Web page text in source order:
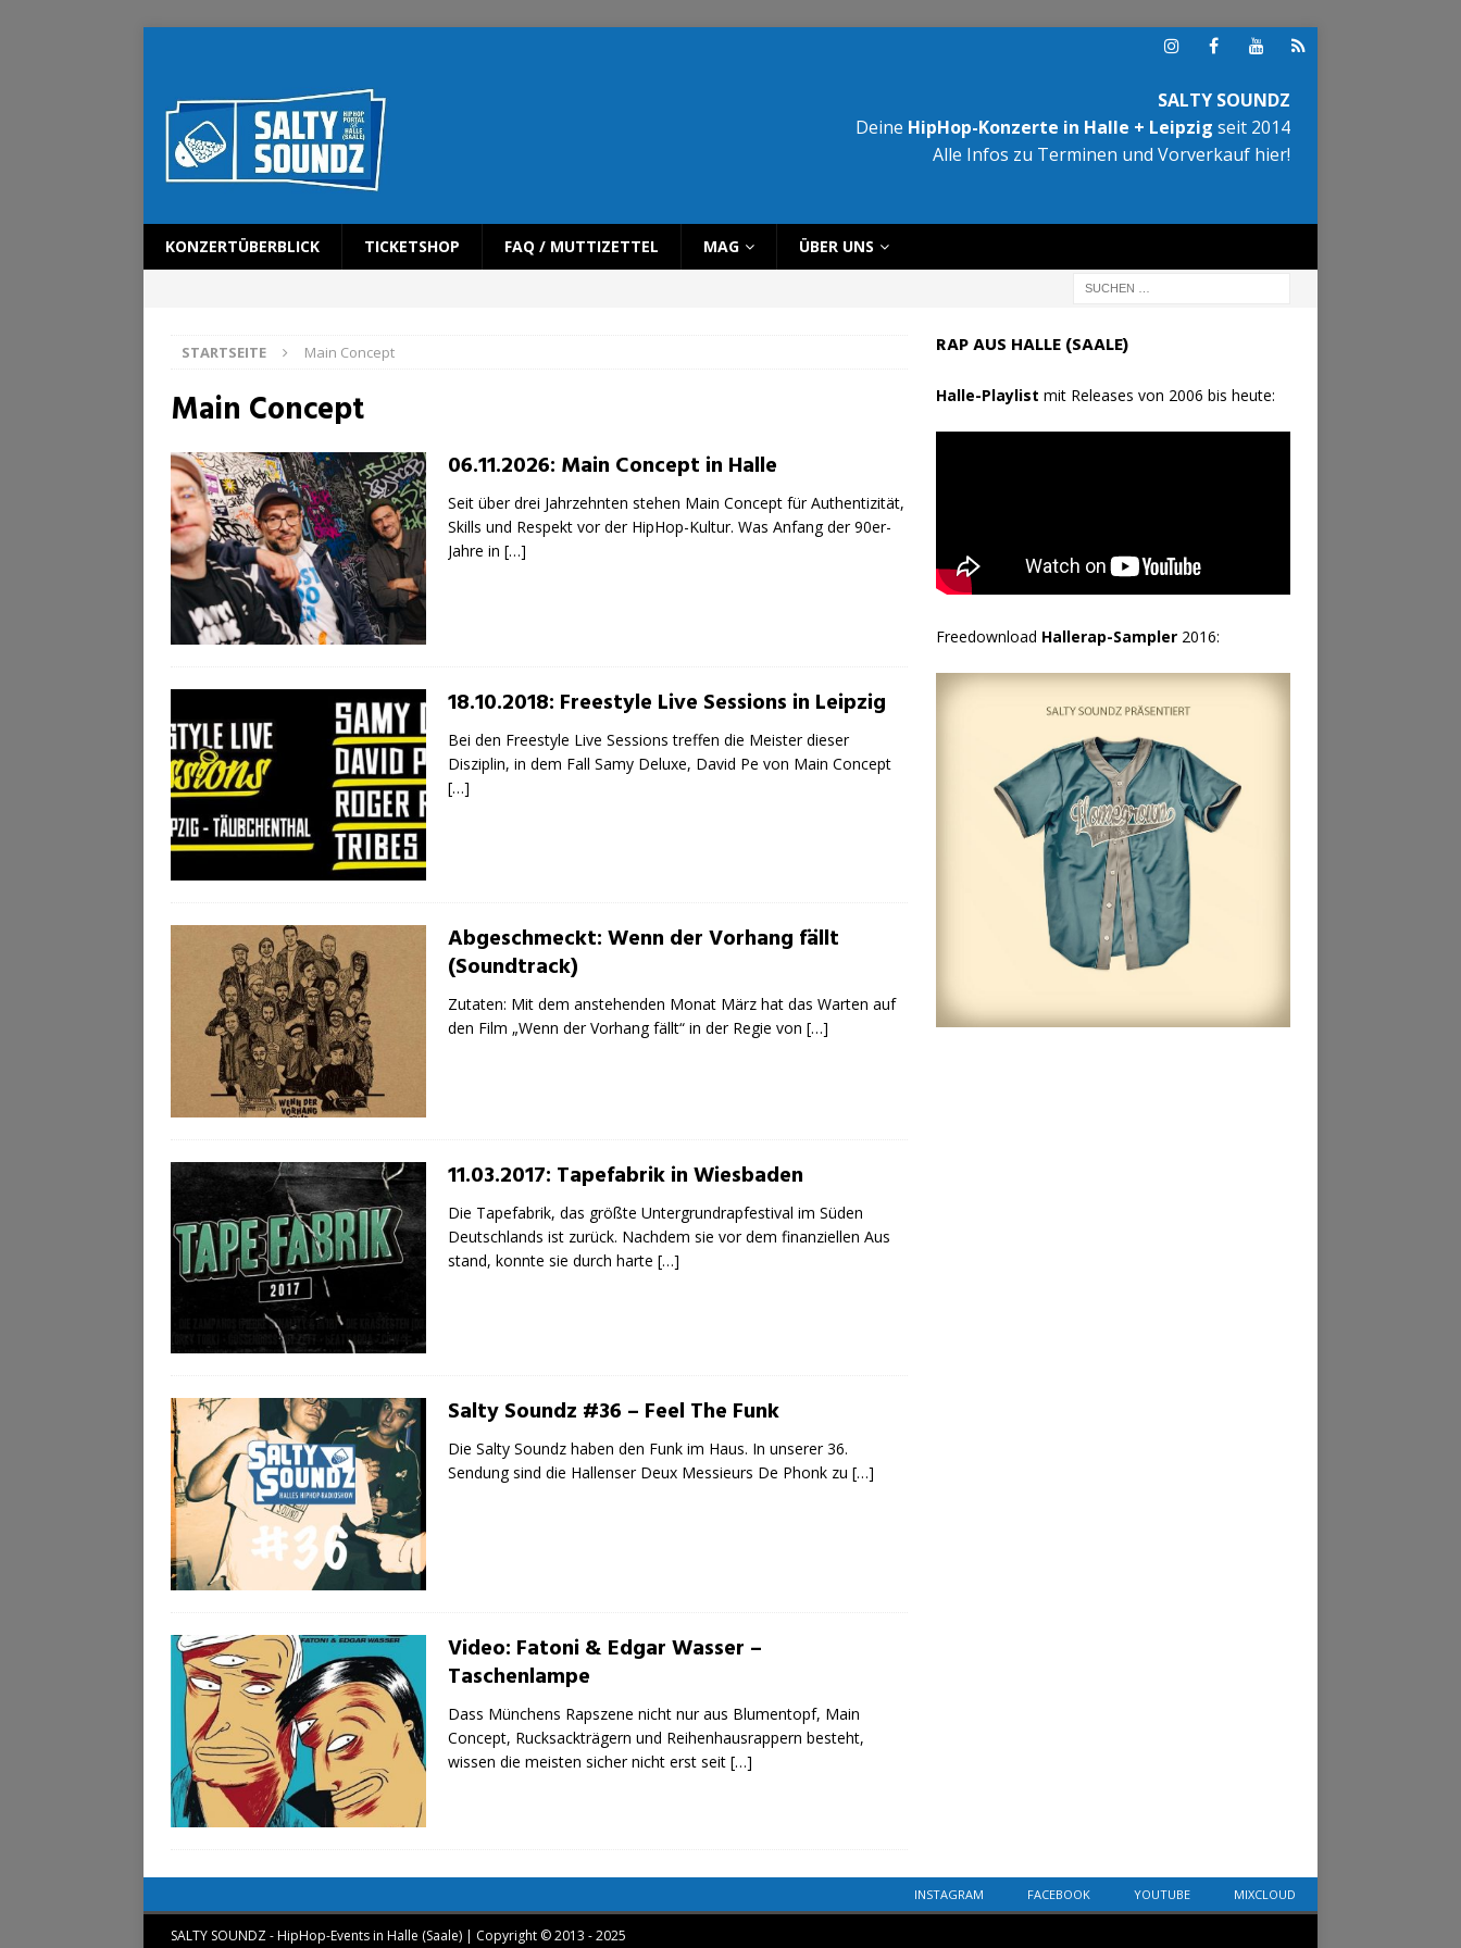
SALTY SOUNDZ
Deine HipHop-Konzerte in Halle + Leipzig seit 2014
Alle Infos zu Terminen und Vorverkauf hier!
KONZERTÜBERBLICK TICKETSHOP FAQ / MUTTIZETTEL MAG ÜBER UNS
STARTSEITE Main Concept
Main Concept
06.11.2026: Main Concept in Halle
Seit über drei Jahrzehnten stehen Main Concept für Authentizität,
Skills und Respekt vor der HipHop-Kultur. Was Anfang der 90er-
Jahre in […]
18.10.2018: Freestyle Live Sessions in Leipzig
Bei den Freestyle Live Sessions treffen die Meister dieser
Disziplin, in dem Fall Samy Deluxe, David Pe von Main Concept
[…]
Abgeschmeckt: Wenn der Vorhang fällt
(Soundtrack)
Zutaten: Mit dem anstehenden Monat März hat das Warten auf
den Film „Wenn der Vorhang fällt“ in der Regie von […]
11.03.2017: Tapefabrik in Wiesbaden
Die Tapefabrik, das größte Untergrundrapfestival im Süden
Deutschlands ist zurück. Nachdem sie vor dem finanziellen Aus
stand, konnte sie durch harte […]
Salty Soundz #36 – Feel The Funk
Die Salty Soundz haben den Funk im Haus. In unserer 36.
Sendung sind die Hallenser Deux Messieurs De Phonk zu […]
Video: Fatoni & Edgar Wasser –
Taschenlampe
Dass Münchens Rapszene nicht nur aus Blumentopf, Main
Concept, Rucksackträgern und Reihenhausrappern besteht,
wissen die meisten sicher nicht erst seit […]
RAP AUS HALLE (SAALE)
Halle-Playlist mit Releases von 2006 bis heute:
Freedownload Hallerap-Sampler2016:
INSTAGRAM FACEBOOK YOUTUBE MIXCLOUD
SALTY SOUNDZ - HipHop-Events in Halle (Saale) | Copyright © 2013 - 2025